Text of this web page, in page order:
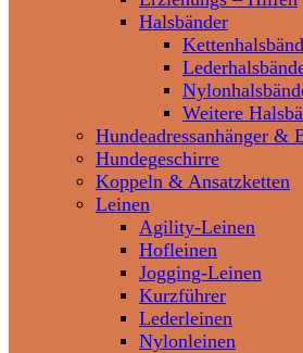
Halsbänder
Weitere
Hundeadressanhänger &
Hundegeschirre
Koppeln & Ansatzketten
Leinen
Agility-Leinen
Hofleinen
Jogging-Leinen
Kurzführer
Lederleinen
Nylonleinen